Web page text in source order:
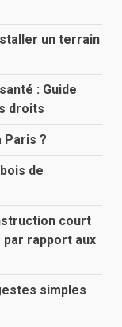
un terrain
: Guide
droits
Paris ?
de
court
par rapport aux
simples